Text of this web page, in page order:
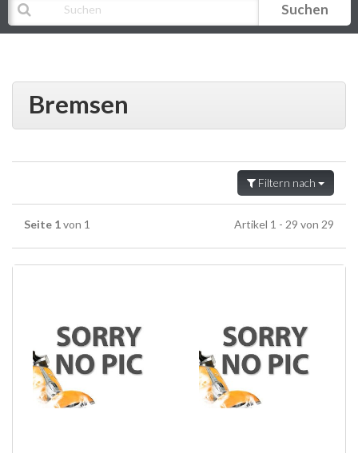
Suchen
Bremsen
Filtern nach
Seite 1von 1 Artikel 1 - 29 von 29